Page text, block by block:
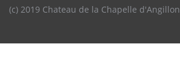
(c) 2019 Chateau de la Chapelle d'Angillon